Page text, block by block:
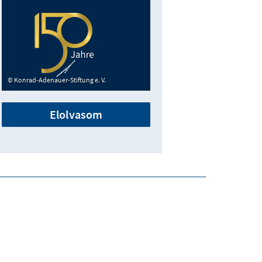
Konrad-Adenauer-Stiftung e. V.
Elolvasom